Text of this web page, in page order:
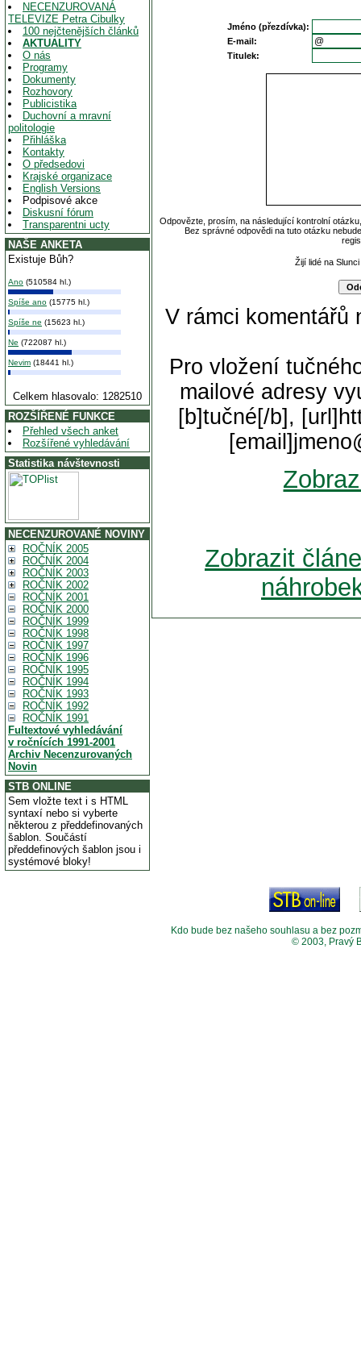
NECENZUROVANÁ
TELEVIZE Petra Cibulky
100 nejčtenějších článků
AKTUALITY
O nás
Programy
Dokumenty
Rozhovory
Publicistika
Duchovní a mravní
politologie
Přihláška
Kontakty
O předsedovi
Krajské organizace
English Versions
Podpisové akce
Diskusní fórum
Transparentni ucty
NAŠE ANKETA
Existuje Bůh?
Ano (510584 hl.)
Spíše ano (15775 hl.)
Spíše ne (15623 hl.)
Ne (722087 hl.)
Nevim (18441 hl.)
Celkem hlasovalo: 1282510
ROZŠÍŘENÉ FUNKCE
Přehled všech anket
Rozšířené vyhledávání
Statistika návštevnosti
NECENZUROVANÉ NOVINY
ROČNÍK 2005
ROČNÍK 2004
ROČNÍK 2003
ROČNÍK 2002
ROČNÍK 2001
ROČNÍK 2000
ROČNÍK 1999
ROČNÍK 1998
ROČNÍK 1997
ROČNÍK 1996
ROČNÍK 1995
ROČNÍK 1994
ROČNÍK 1993
ROČNÍK 1992
ROČNÍK 1991
Fultextové vyhledávání
v ročnících 1991-2001
Archiv Necenzurovaných
Novin
STB ONLINE
Sem vložte text i s HTML
syntaxí nebo si vyberte
některou z předdefinovaných
šablon. Součástí
předdefinových šablon jsou i
systémové bloky!
Jméno (přezdívka):
E-mail:
Titulek:
Odpovězte, prosím, na následující kontrolní
Bez správné odpovědi na tuto otázku
Žijí lidé na
V rámci komentářů
Pro vložení
mailové adresy
[b]tučné[/b],
Zobrazit
Kdo bude bez našeho souhlasu a bez
© 2003, Pravý